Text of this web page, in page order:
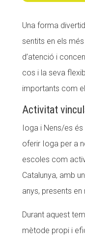
Una forma
sentits en els
d’atenció i
cos i la seva
importants com
Activitat
Ioga i Nens/es
oferir Ioga per a
escoles com
Catalunya, amb
anys, presents
Durant aquest
mètode propi i
CONEIX
La Fundació